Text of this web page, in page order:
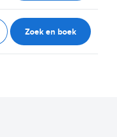
Zoek en boek